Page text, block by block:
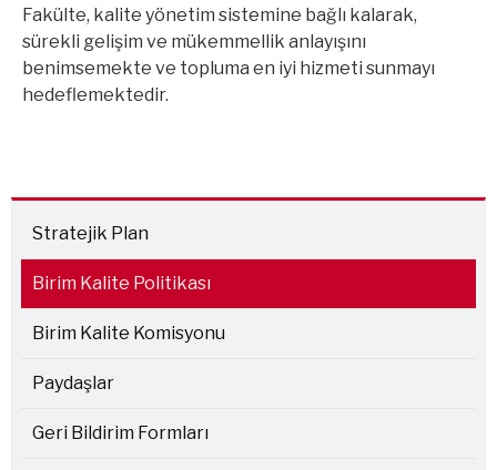
Fakülte, kalite yönetim sistemine bağlı kalarak,
sürekli gelişim ve mükemmellik anlayışını
benimsemekte ve topluma en iyi hizmeti sunmayı
hedeflemektedir.
Stratejik Plan
Birim Kalite Politikası
Birim Kalite Komisyonu
Paydaşlar
Geri Bildirim Formları